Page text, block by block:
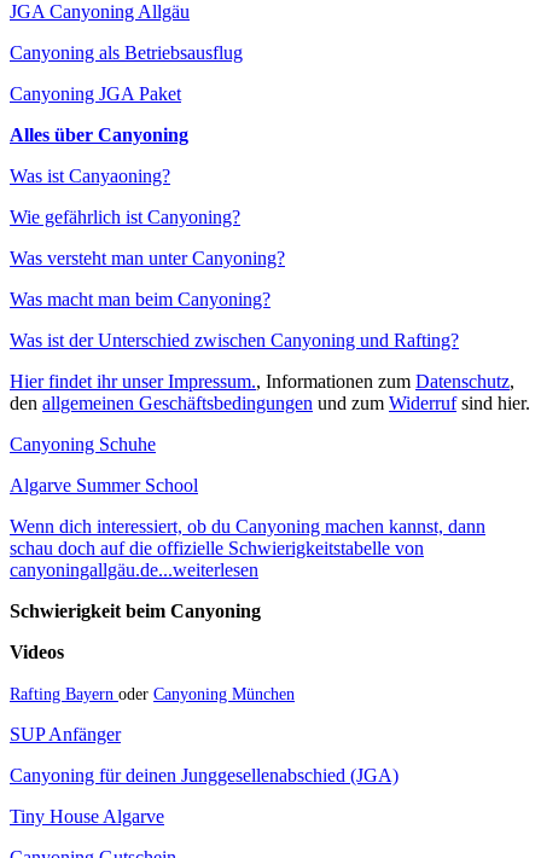
JGA Canyoning Allgäu
Canyoning als Betriebsausflug
Canyoning JGA Paket
Alles über Canyoning
Was ist Canyaoning?
Wie gefährlich ist Canyoning?
Was versteht man unter Canyoning?
Was macht man beim Canyoning?
Was ist der Unterschied zwischen Canyoning und Rafting?
Hier findet ihr unser Impressum., Informationen zum Datenschutz,
den allgemeinen Geschäftsbedingungen und zum Widerrufsind hier.
Canyoning Schuhe
Algarve Summer School
Wenn dich interessiert, ob du Canyoning machen kannst, dann
schau doch auf die offizielle Schwierigkeitstabelle von
canyoningallgäu.de...weiterlesen
Schwierigkeit beim Canyoning
Videos
Rafting Bayern oder Canyoning München
SUP Anfänger
Canyoning für deinen Junggesellenabschied (JGA)
Tiny House Algarve